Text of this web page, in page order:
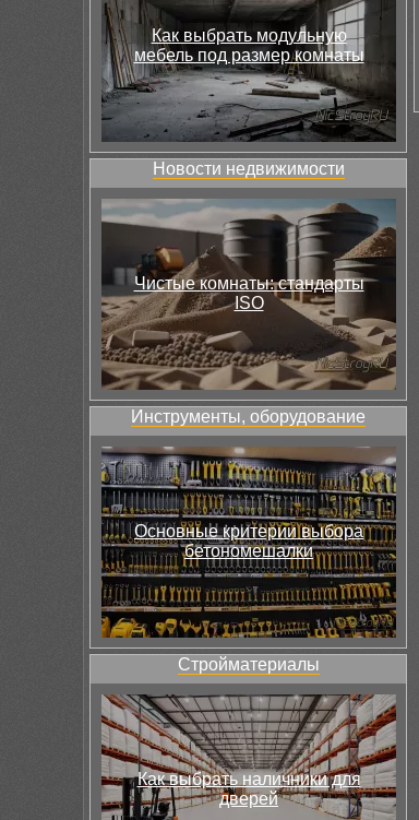
Как выбрать модульную
мебель под размер комнаты
Новости недвижимости
Чистые комнаты: стандарты
ISO
Инструменты, оборудование
Основные критерии выбора
бетономешалки
Стройматериалы
Как выбрать наличники для
дверей